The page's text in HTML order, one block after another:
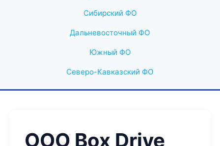
Сибирский ФО
Дальневосточный ФО
Южный ФО
Северо-Кавказский ФО
ООО Box Drive